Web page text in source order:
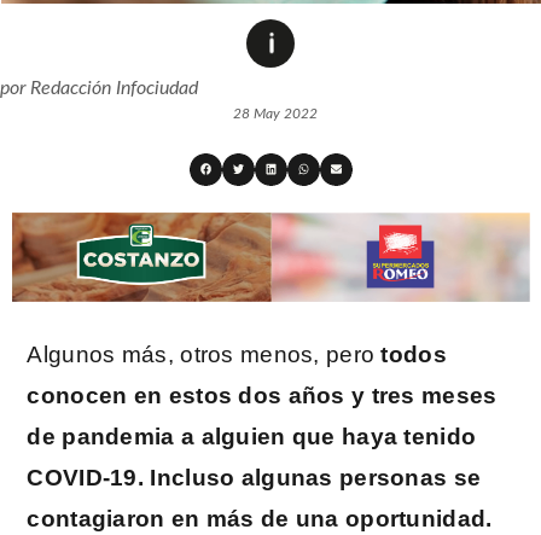
porRedacción Infociudad
28 May 2022
Algunos más, otros menos, perotodos
conocen en estos dos años y tres meses
de pandemia a alguien que haya tenido
COVID-19. Incluso algunas personas se
contagiaron en más de una oportunidad.